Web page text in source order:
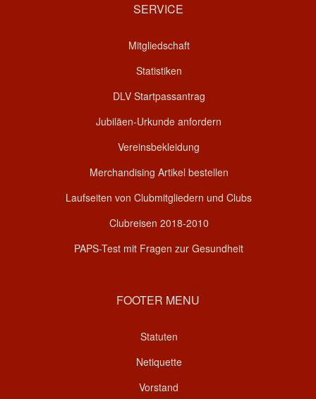
SERVICE
Mitgliedschaft
Statistiken
DLV Startpassantrag
Jubiläen-Urkunde anfordern
Vereinsbekleidung
Merchandising Artikel bestellen
Laufseiten von Clubmitgliedern und Clubs
Clubreisen 2018-2010
PAPS-Test mit Fragen zur Gesundheit
FOOTER MENU
Statuten
Netiquette
Vorstand